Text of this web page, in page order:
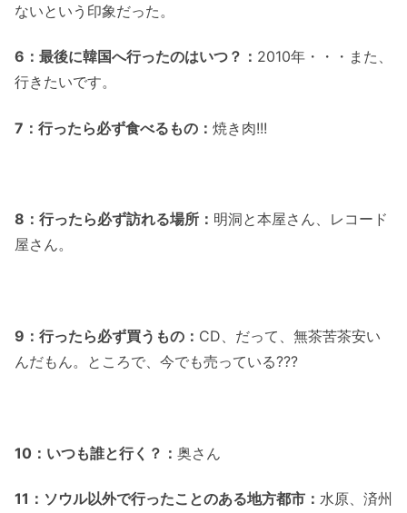
ないという印象だった。
6：最後に韓国へ行ったのはいつ？： 2010年・・・また、
行きたいです。
7：行ったら必ず食べるもの： 焼き肉!!!
8：行ったら必ず訪れる場所： 明洞と本屋さん、レコード
屋さん。
9：行ったら必ず買うもの： CD、だって、無茶苦茶安い
んだもん。ところで、今でも売っている???
10：いつも誰と行く？： 奥さん
11：ソウル以外で行ったことのある地方都市： 水原、済州